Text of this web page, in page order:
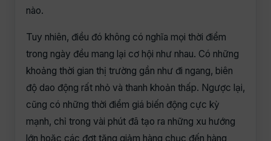
nào.
Tuy nhiên, điều đó không có nghĩa mọi thời điểm
trong ngày đều mang lại cơ hội như nhau. Có những
khoảng thời gian thị trường gần như đi ngang, biên
độ dao động rất nhỏ và thanh khoản thấp. Ngược lại,
cũng có những thời điểm giá biến động cực kỳ
mạnh, chỉ trong vài phút đã tạo ra những xu hướng
lớn hoặc các đợt tăng giảm hàng chục đến hàng